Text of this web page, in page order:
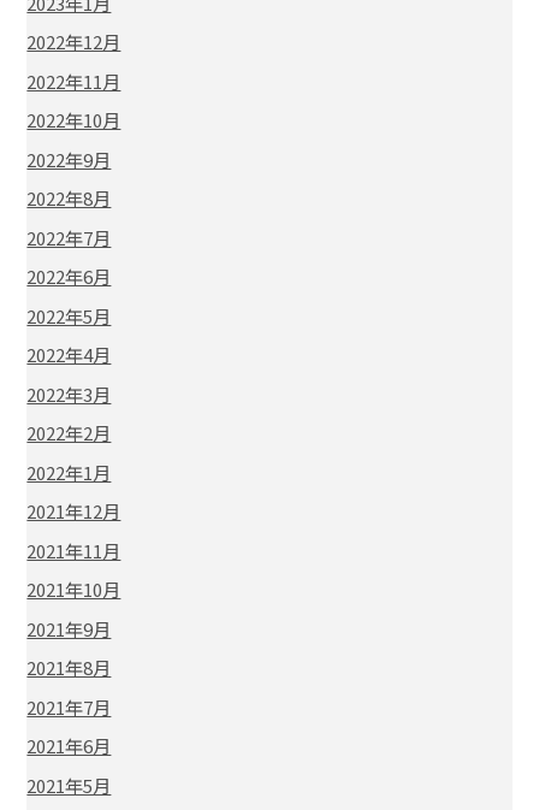
2022年12月
2022年11月
2022年10月
2022年9月
2022年8月
2022年7月
2022年6月
2022年5月
2022年4月
2022年3月
2022年2月
2022年1月
2021年12月
2021年11月
2021年10月
2021年9月
2021年8月
2021年7月
2021年6月
2021年5月